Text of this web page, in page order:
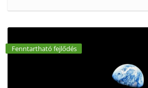
Fenntartható fejlődés